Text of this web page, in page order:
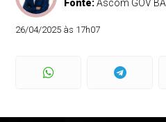
Fonte:Ascom GOV BA
26/04/2025 às 17h07